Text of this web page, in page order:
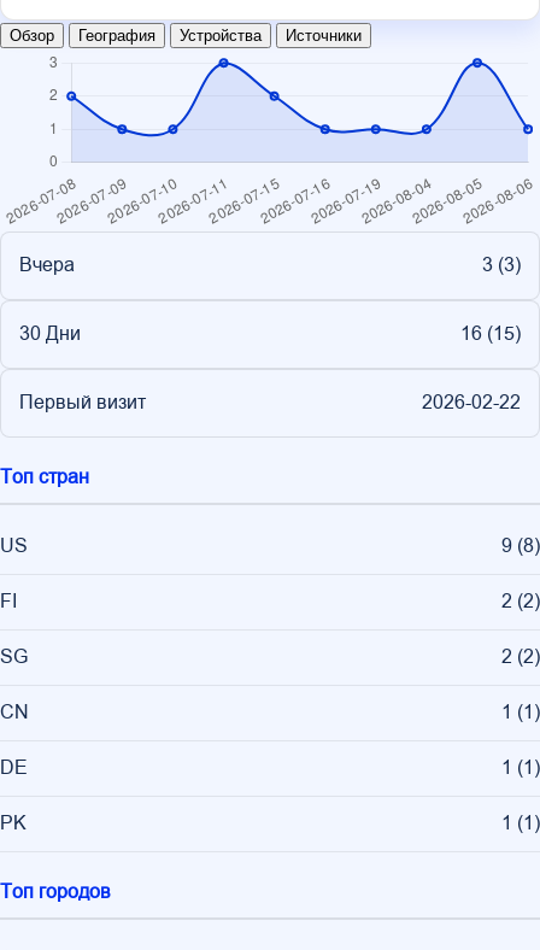
Обзор География Устройства Источники
Вчера 3 (3)
30 Дни 16 (15)
Первый визит 2026-02-22
Топ стран
US 9 (8)
FI 2 (2)
SG 2 (2)
CN 1 (1)
DE 1 (1)
PK 1 (1)
Топ городов